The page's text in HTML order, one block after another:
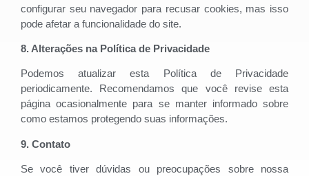
configurar seu navegador para recusar cookies, mas isso
pode afetar a funcionalidade do site.
8. Alterações na Política de Privacidade
Podemos atualizar esta Política de Privacidade
periodicamente. Recomendamos que você revise esta
página ocasionalmente para se manter informado sobre
como estamos protegendo suas informações.
9. Contato
Se você tiver dúvidas ou preocupações sobre nossa